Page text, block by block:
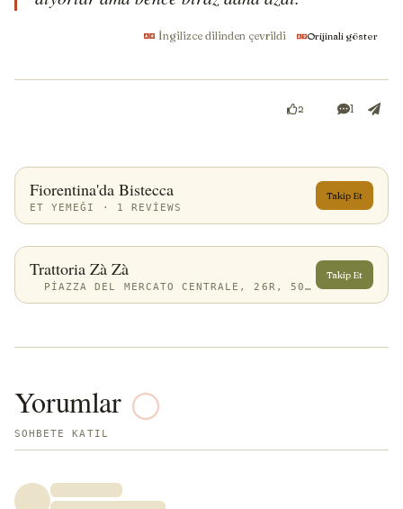
İngilizce dilinden çevrildi Orijinali göster
2 1
Fiorentina'da Bistecca
ET YEMEĞI · 1 REVIEWS
Takip Et
Trattoria Zà Zà
PIAZZA DEL MERCATO CENTRALE, 26R, 50123 FIRENZE FI, ITALY
Takip Et
Yorumlar
SOHBETE KATIL